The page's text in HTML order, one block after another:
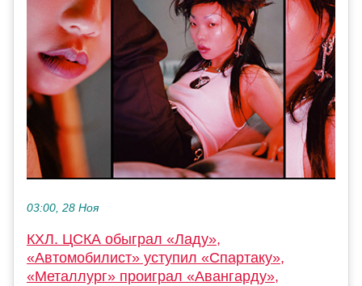
03:00, 28 Ноя
КХЛ. ЦСКА обыграл «Ладу»,
«Автомобилист» уступил «Спартаку»,
«Металлург» проиграл «Авангарду»,